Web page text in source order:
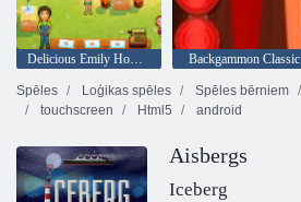
Delicious Emily Home Sweet Home Backgammon Classic
Spēles
Loģikas spēles Spēles bērniem
touchscreen
Html5 android
Aisbergs
Iceberg